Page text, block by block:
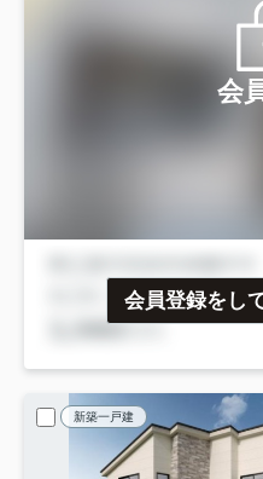
会
会員登録をし
新築一戸建